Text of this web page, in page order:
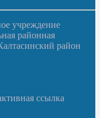
учреждение
районная
район
ссылка